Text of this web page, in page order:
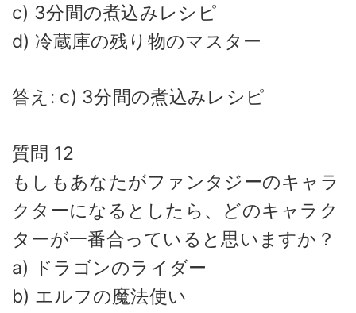
c) 3分間の煮込みレシピ
d) 冷蔵庫の残り物のマスター
答え: c) 3分間の煮込みレシピ
質問 12
もしもあなたがファンタジーのキャラ
クターになるとしたら、どのキャラク
ターが一番合っていると思いますか？
a) ドラゴンのライダー
b) エルフの魔法使い